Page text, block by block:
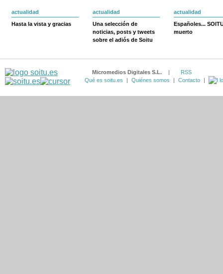
actualidad
Hasta la vista y gracias
actualidad
Una selección de
noticias, posts y tweets
sobre el adiós de Soitu
actualidad
Españoles...
muerto
Micromedios Digitales S.L. |
RSS
Qué es soitu.es
| Quiénes somos | Contacto |